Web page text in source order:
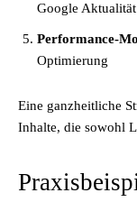
Google Aktualität
Performance-
Optimierung
Eine ganzheitliche
Inhalte, die sowohl